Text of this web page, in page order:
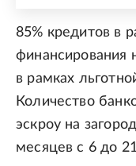
85% кредитов в
в рамках
Количество
эскроу на
месяцев с 6 до